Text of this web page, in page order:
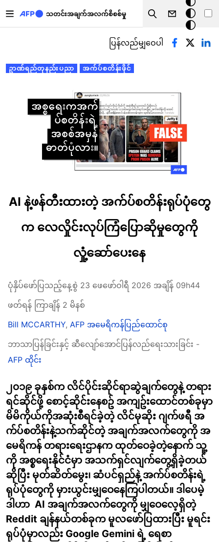
သတင်းအချက်အလက်စိစစ်မှု
Search
မှောင်
မုဒ်
ဥာဏ်ရည်တုနည်းပညာ အက်ပ်စတိန်းဖိုင်
ပြန်လည်မျှဝေပါ
AI နဲ့ဖန်တီးထားတဲ့ အက်ပ်စတိန်းရုပ်ပုံတွေ
က လေလှိုင်းလုပ်ကြံပြောဆိုမှုတွေကို
လှုံ့ဆော်ပေးနေ
ပုံနှိပ်ဖော်ပြသည့်နေ့စွဲ 23 ဖေဖော်ဝါရီ 2026 အချိန် 09h44
ဖတ်ရန် ကြာချိန် 2 မိနစ်
Bill MCCARTHY, AFP အမေရိကန်ပြည်ထောင်စု
ဘာသာပြန်ခြင်းနှင့် ဆီလျော်အောင်ပြန်လည်ရေးသားခြင်း -
AFP ထိုင်း
၂၀၁၉ ခုနှစ်က လိင်ပိုင်းဆိုင်ရာဆွဲချက်တွေနဲ့ တရား
ရင်ဆိုင်ဖို့ စောင့်ဆိုင်းနေစဥ် အကျဥ်းထောင်တစ်ခုမှာ
မိမိကိုယ်ကိုအဆုံးစီရင်ခဲ့တဲ့ လိင်မုဆိုး ဂျက်ဖရီ အ
က်ပ်စတိန်းနဲ့သက်ဆိုင်တဲ့ အချက်အလက်တွေကို အ
မေရိကန် တရားရေးဌာနက ထုတ်ဝေခဲ့တဲ့နောက် သူ့
ကို အစ္စရေးနိုင်ငံမှာ အသက်ရှင်လျက်တွေ့ရှိခဲ့တယ်
ဆိုပြီး မုတ်ဆိတ်မွေး၊ ဆံပင်ရှည်နဲ့ အက်ပ်စတိန်းရဲ့
ရုပ်ပုံတွေကို မှားယွင်းမျှဝေနေကြပါတယ်။ ဒါပေမဲ့
ဒါဟာ AI အချက်အလက်တွေကို မျှဝေလေ့ရှိတဲ့
Reddit ချန်နယ်တစ်ခုက မူလဖော်ပြထားပြီး မူရင်း
ရုပ်ပုံမှာလည်း Google Gemini ရဲ့ ရေစာ